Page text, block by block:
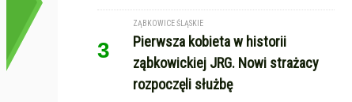
3
ZĄBKOWICE ŚLĄSKIE
Pierwsza kobieta w historii
ząbkowickiej JRG. Nowi strażacy
rozpoczęli służbę